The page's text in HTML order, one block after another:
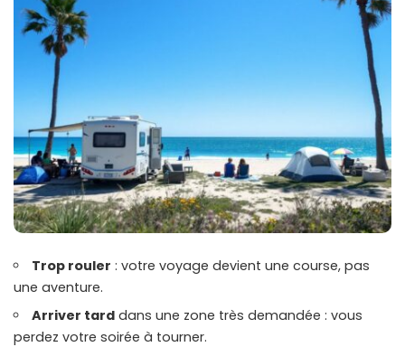
Trop rouler : votre voyage devient une course, pas
une aventure.
Arriver tard dans une zone très demandée : vous
perdez votre soirée à tourner.